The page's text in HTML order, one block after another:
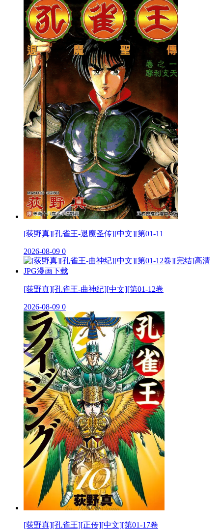
[荻野真][孔雀王-退魔圣传][中文][第01-11
2026-08-09 0
[荻野真][孔雀王-曲神纪][中文][第01-12卷
2026-08-09 0
[荻野真][孔雀王][正传][中文][第01-17卷